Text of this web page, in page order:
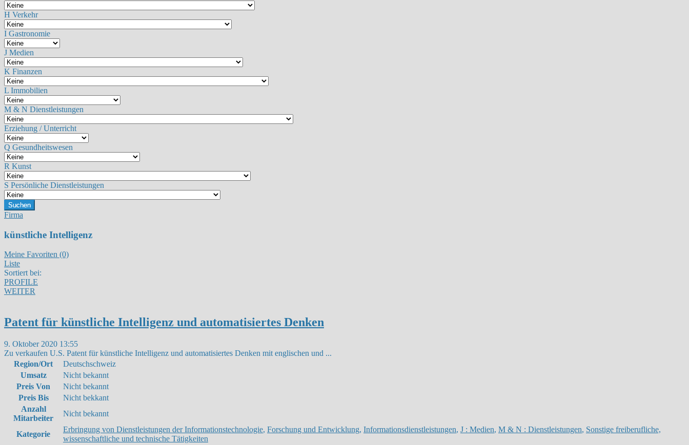
H Verkehr
I Gastronomie
J Medien
K Finanzen
L Immobilien
M & N Dienstleistungen
Erziehung / Unterricht
Q Gesundheitswesen
R Kunst
S Persönliche Dienstleistungen
Suchen
Firma
künstliche Intelligenz
Meine Favoriten (0)
Liste
Sortiert bei:
PROFILE
WEITER
Patent für künstliche Intelligenz und automatisiertes Denken
9. Oktober 2020 13:55
Zu verkaufen U.S. Patent für künstliche Intelligenz und automatisiertes Denken mit englischen und ...
Region/Ort
Deutschschweiz
Umsatz
Nicht bekannt
Preis Von
Nicht bekannt
Preis Bis
Nicht bekkant
Anzahl
Mitarbeiter
Nicht bekannt
Kategorie
Erbringung von Dienstleistungen der Informationstechnologie, Forschung und Entwicklung, Informationsdienstleistungen, J : Medien, M & N : Dienstleistungen, Sonstige freiberufliche,
wissenschaftliche und technische Tätigkeiten